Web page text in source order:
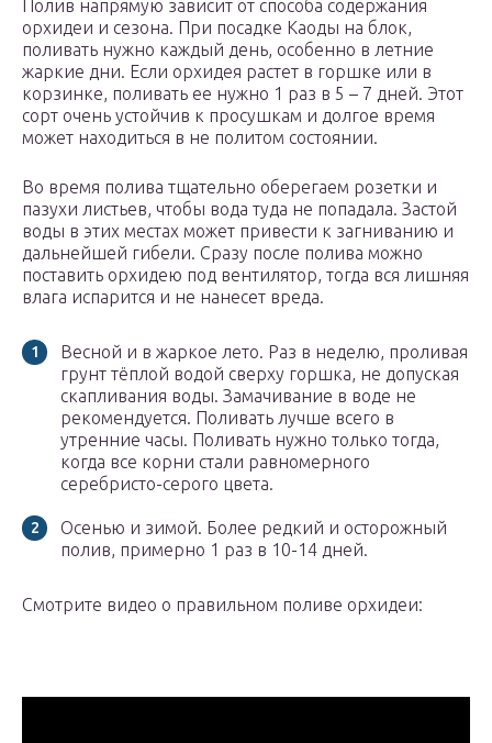
Полив напрямую зависит от способа содержания
орхидеи и сезона. При посадке Каоды на блок,
поливать нужно каждый день, особенно в летние
жаркие дни. Если орхидея растет в горшке или в
корзинке, поливать ее нужно 1 раз в 5 – 7 дней. Этот
сорт очень устойчив к просушкам и долгое время
может находиться в не политом состоянии.
Во время полива тщательно оберегаем розетки и
пазухи листьев, чтобы вода туда не попадала. Застой
воды в этих местах может привести к загниванию и
дальнейшей гибели. Сразу после полива можно
поставить орхидею под вентилятор, тогда вся лишняя
влага испарится и не нанесет вреда.
Весной и в жаркое лето. Раз в неделю, проливая
грунт тёплой водой сверху горшка, не допуская
скапливания воды. Замачивание в воде не
рекомендуется. Поливать лучше всего в
утренние часы. Поливать нужно только тогда,
когда все корни стали равномерного
серебристо-серого цвета.
Осенью и зимой. Более редкий и осторожный
полив, примерно 1 раз в 10-14 дней.
Смотрите видео о правильном поливе орхидеи: